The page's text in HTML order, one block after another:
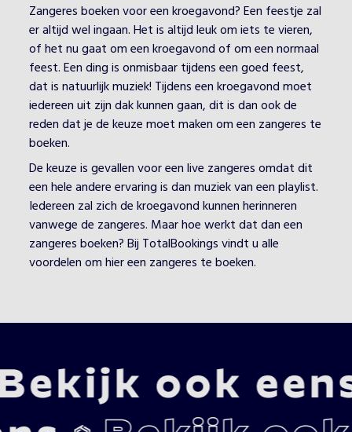
Zangeres boeken voor een kroegavond? Een feestje zal
er altijd wel ingaan. Het is altijd leuk om iets te vieren,
of het nu gaat om een kroegavond of om een normaal
feest. Een ding is onmisbaar tijdens een goed feest,
dat is natuurlijk muziek! Tijdens een kroegavond moet
iedereen uit zijn dak kunnen gaan, dit is dan ook de
reden dat je de keuze moet maken om een zangeres te
boeken.
De keuze is gevallen voor een live zangeres omdat dit
een hele andere ervaring is dan muziek van een playlist.
Iedereen zal zich de kroegavond kunnen herinneren
vanwege de zangeres. Maar hoe werkt dat dan een
zangeres boeken? Bij TotalBookings vindt u alle
voordelen om hier een zangeres te boeken.